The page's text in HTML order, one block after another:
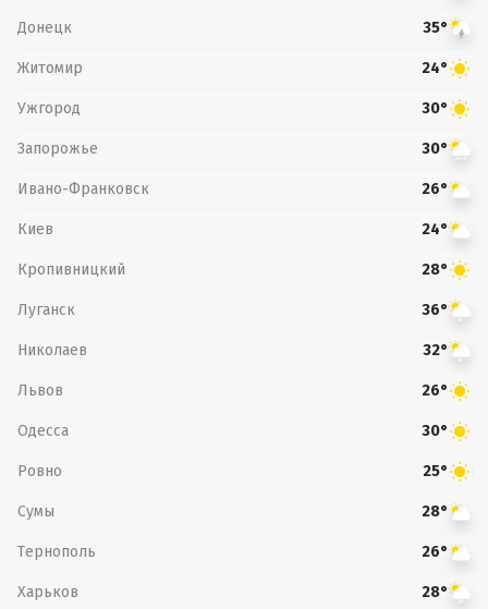
Донецк 35°
Житомир 24°
Ужгород 30°
Запорожье 30°
Ивано-Франковск 26°
Киев 24°
Кропивницкий 28°
Луганск 36°
Николаев 32°
Львов 26°
Одесса 30°
Ровно 25°
Сумы 28°
Тернополь 26°
Харьков 28°